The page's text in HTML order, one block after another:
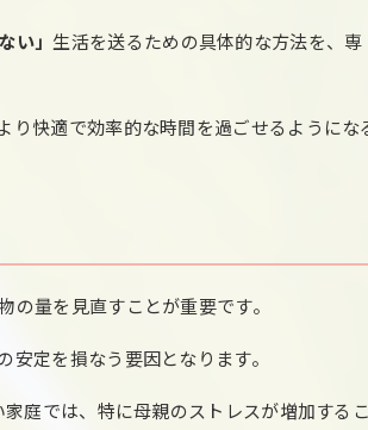
い」 生活を送るための具体的な方法を、専
り快適で効率的な時間を過ごせるようにな
量を見直すことが重要です。
定を損なう要因となります。
庭では、特に母親のストレスが増加するこ